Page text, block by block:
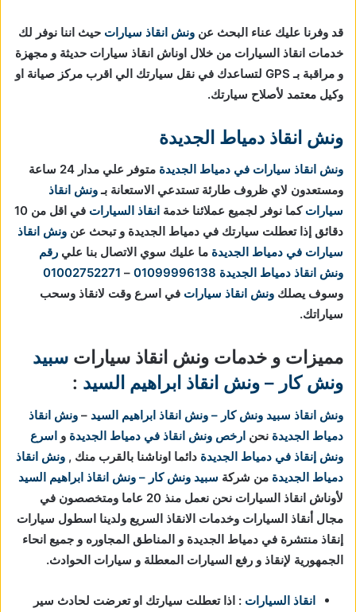
قد وفرنا عليك عناء البحث عن ونش انقاذ سيارات حيث اننا نوفر لك
خدمات انقاذ السيارات من خلال اوناش انقاذ سيارات حديثة و مجهزة
و مراقبة بـ GPS لتساعدك في نقل سيارتك الي اقرب مركز صيانة او
وكيل معتمد لأصلاح سيارتك.
ونش انقاذ دمياط الجديدة
ونش انقاذ سيارات في دمياط الجديدة
متوفر علي مدار 24 ساعة
ومستعدون لاي ظروف طارئة تستدعي الاستعانة بـونش انقاذ
سيارات كما نوفر لجميع عملائنا خدمة انقاذ السيارات
في اقل من 10
دقائق إذا تعطلت سيارتك في دمياط الجديدة و تبحث عن ونش انقاذ
سيارات في دمياط الجديدة ما عليك سوي الاتصال بنا علي رقم
ونش انقاذ دمياط الجديدة 01099996138
–
01002752271
وسوف يصلك ونش انقاذ سيارات في اسرع وقت لانقاذ وسحب
سياراتك.
مميزات و خدمات ونش انقاذ سيارات سبيد
ونش كار – ونش انقاذ ابراهيم السيد :
ونش انقاذ سبيد ونش كار – ونش انقاذ ابراهيم السيد – ونش انقاذ
دمياط الجديدة نحن ارخص ونش انقاذ في دمياط الجديدة و اسرع
ونش إنقاذ في دمياط الجديدة دائما اوناشنا بالقرب منك , ونش انقاذ
دمياط الجديدة من شركة سبيد ونش كار – ونش انقاذ ابراهيم السيد
لأوناش انقاذ السيارات نحن نعمل منذ 20 عاما ومتخصصون في
مجال أنقاذ السيارات وخدمات الانقاذ السريع ولدينا اسطول سيارات
إنقاذ منتشرة في دمياط الجديدة و المناطق المجاوره و جميع انحاء
الجمهورية لإنقاذ و رفع السيارات المعطلة و سيارات الحوادث.
انقاذ السيارات : اذا تعطلت سيارتك او تعرضت لحادث سير